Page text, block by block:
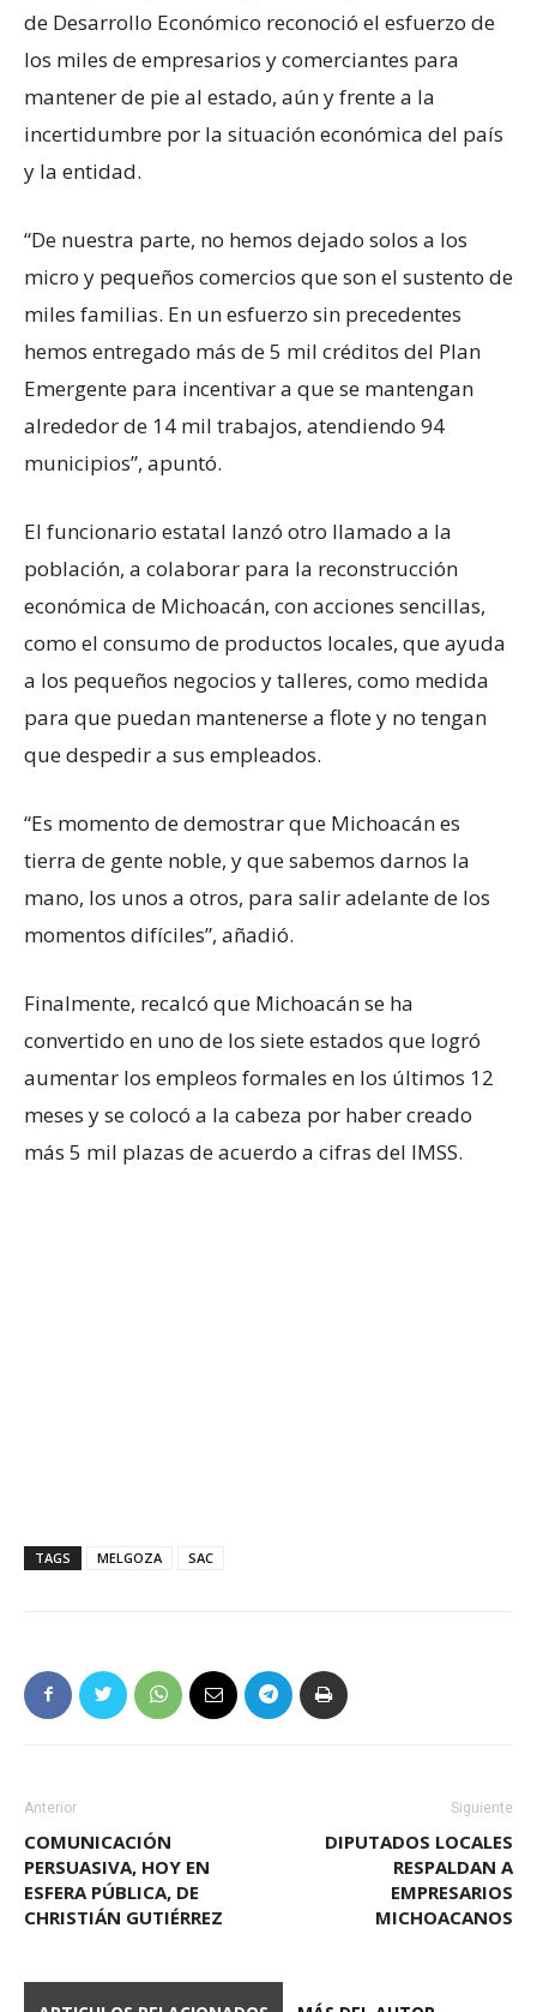
de Desarrollo Económico reconoció el esfuerzo de
los miles de empresarios y comerciantes para
mantener de pie al estado, aún y frente a la
incertidumbre por la situación económica del país
y la entidad.
“De nuestra parte, no hemos dejado solos a los
micro y pequeños comercios que son el sustento de
miles familias. En un esfuerzo sin precedentes
hemos entregado más de 5 mil créditos del Plan
Emergente para incentivar a que se mantengan
alrededor de 14 mil trabajos, atendiendo 94
municipios”, apuntó.
El funcionario estatal lanzó otro llamado a la
población, a colaborar para la reconstrucción
económica de Michoacán, con acciones sencillas,
como el consumo de productos locales, que ayuda
a los pequeños negocios y talleres, como medida
para que puedan mantenerse a flote y no tengan
que despedir a sus empleados.
“Es momento de demostrar que Michoacán es
tierra de gente noble, y que sabemos darnos la
mano, los unos a otros, para salir adelante de los
momentos difíciles”, añadió.
Finalmente, recalcó que Michoacán se ha
convertido en uno de los siete estados que logró
aumentar los empleos formales en los últimos 12
meses y se colocó a la cabeza por haber creado
más 5 mil plazas de acuerdo a cifras del IMSS.
TAGS MELGOZA SAC
Anterior
COMUNICACIÓN
PERSUASIVA, HOY EN
ESFERA PÚBLICA, DE
CHRISTIÁN GUTIÉRREZ
Siguiente
DIPUTADOS LOCALES
RESPALDAN A
EMPRESARIOS
MICHOACANOS